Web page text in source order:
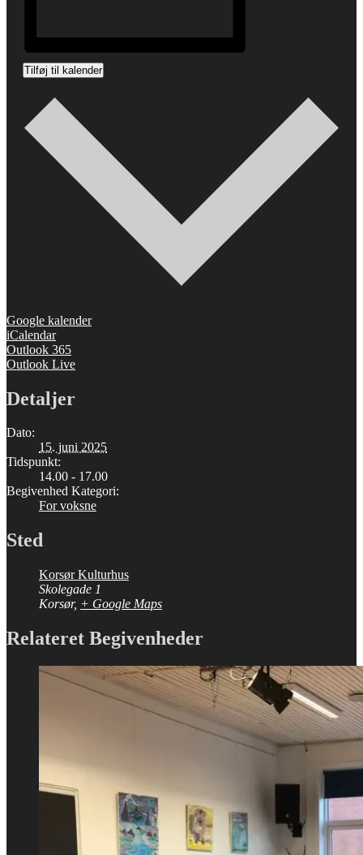
Tilføj til kalender
Google kalender
iCalendar
Outlook 365
Outlook Live
Detaljer
Dato:
15. juni 2025
Tidspunkt:
14.00 - 17.00
Begivenhed Kategori:
For voksne
Sted
Korsør Kulturhus
Skolegade 1
Korsør, + Google Maps
Relateret Begivenheder